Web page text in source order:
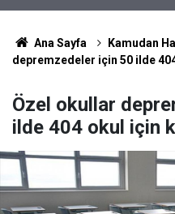
Ana Sayfa Kamudan
depremzedeler için 50 ilde
Özel okullar
ilde 404 okul için